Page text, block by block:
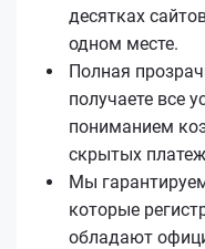
десятках
одном месте.
Полная
получаете все
пониманием
скрытых
Мы
которые
обладают